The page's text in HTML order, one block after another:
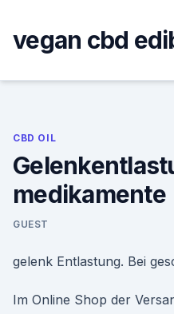
content
vegan cbd
CBD OIL
medikamente
GUEST
gelenk Entlastung. Bei
Im Online Shop der